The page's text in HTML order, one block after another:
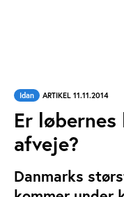
Idan ARTIKEL 11.11.2014
Er
afveje?
Danmarks